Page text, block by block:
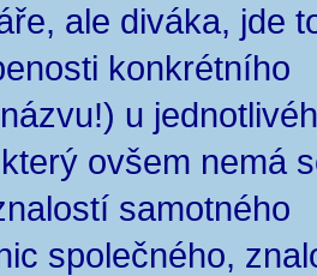
ale diváka, jde
konkrétního
u
ovšem nemá
samotného
společného,